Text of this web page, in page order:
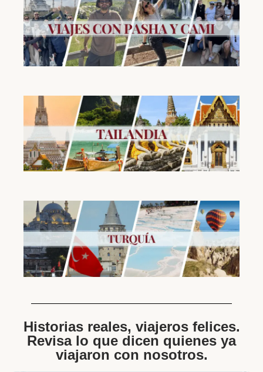
Historias reales, viajeros felices.
Revisa lo que dicen quienes ya
viajaron con nosotros.